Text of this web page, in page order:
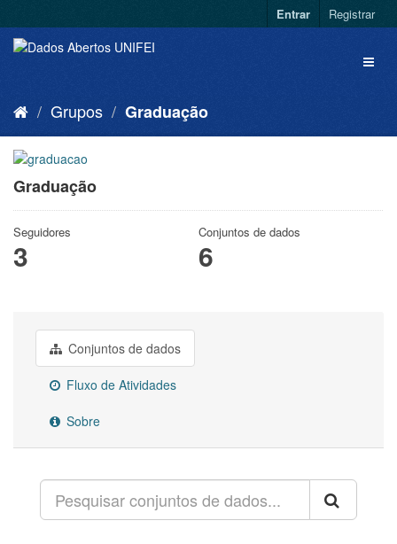
Entrar Registrar
Grupos Graduação
Graduação
Seguidores
3
Conjuntos de dados
6
Conjuntos de dados
Fluxo de Atividades
Sobre